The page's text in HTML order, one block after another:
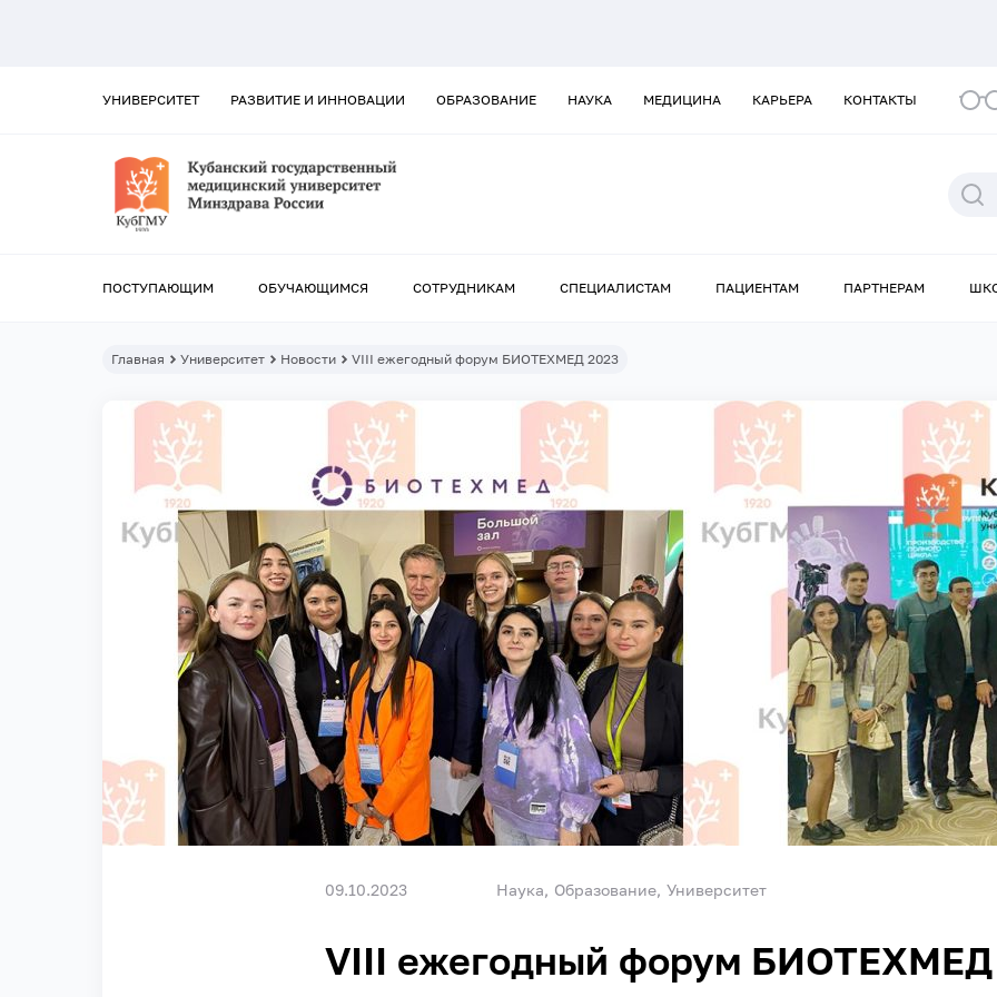
УНИВЕРСИТЕТ РАЗВИТИЕ И ИННОВАЦИИ ОБРАЗОВАНИЕ НАУКА МЕДИЦИНА КАРЬЕРА КОНТАКТЫ
ПОСТУПАЮЩИМ ОБУЧАЮЩИМСЯ СОТРУДНИКАМ СПЕЦИАЛИСТАМ ПАЦИЕНТАМ ПАРТНЕРАМ
Главная Университет Новости VIII ежегодный форум БИОТЕХМЕД 2023
09.10.2023 Наука Образование Университет
VIII ежегодный форум